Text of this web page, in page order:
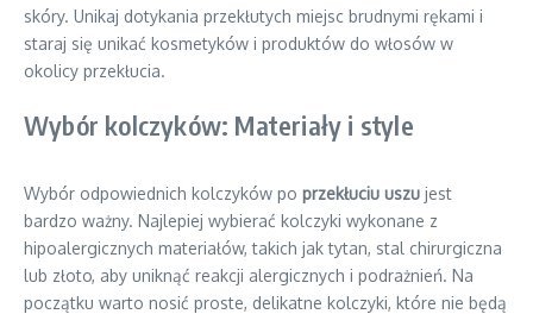
skóry. Unikaj dotykania przekłutych miejsc brudnymi rękami i
staraj się unikać kosmetyków i produktów do włosów w
okolicy przekłucia.
Wybór kolczyków: Materiały i style
Wybór odpowiednich kolczyków po przekłuciu uszu jest
bardzo ważny. Najlepiej wybierać kolczyki wykonane z
hipoalergicznych materiałów, takich jak tytan, stal chirurgiczna
lub złoto, aby uniknąć reakcji alergicznych i podrażnień. Na
początku warto nosić proste, delikatne kolczyki, które nie będą